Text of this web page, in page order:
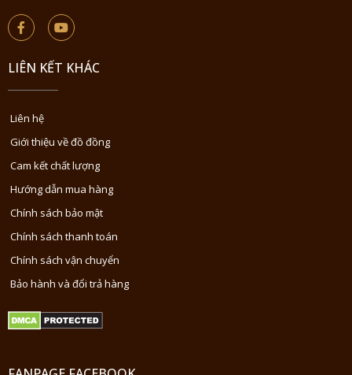
LIÊN KẾT KHÁC
Liên hệ
Giới thiệu về đồ đồng
Cam kết chất lượng
Hướng dẫn mua hàng
Chính sách bảo mật
Chính sách thanh toán
Chính sách vận chuyển
Bảo hành và đổi trả hàng